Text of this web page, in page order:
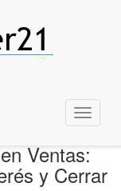
Menu
Ventas:
y Cerrar